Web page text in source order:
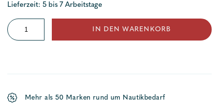
Lieferzeit: 5 bis 7 Arbeitstage
Trinkwasserfilter
Menge
IN DEN WARENKORB
Mehr als 50 Marken rund um Nautikbedarf